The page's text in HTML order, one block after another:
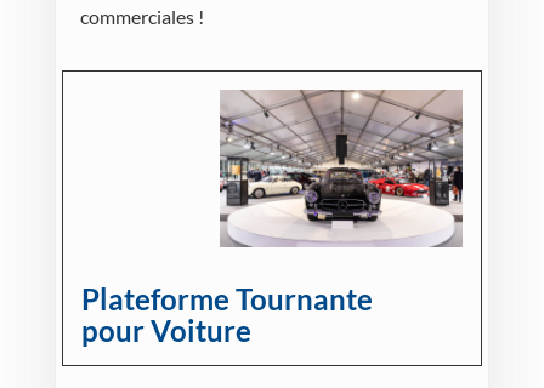
commerciales !
Plateforme Tournante
pour Voiture